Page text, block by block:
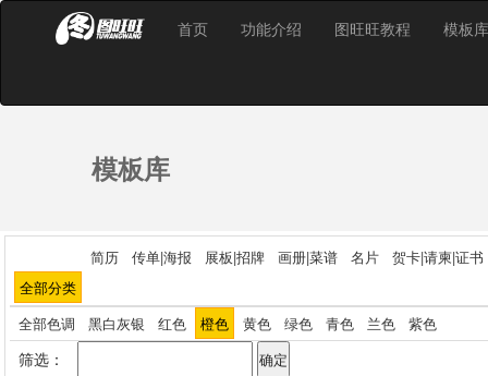
首页 功能介绍 图旺旺教程 模板库
模板库
全部分类
简历 传单|海报 展板|招牌 画册|菜谱 名片 贺卡|请柬|证书
全部色调 黑白灰银 红色 橙色 黄色 绿色 青色 兰色 紫色
筛选：